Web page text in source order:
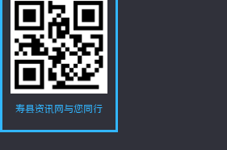
寿县资讯网与您同行